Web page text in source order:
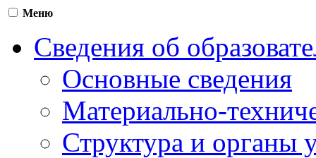
Меню
Сведения об
Основные сведения
Материально-
Структура и органы